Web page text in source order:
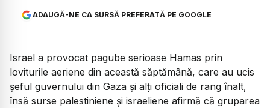
ADAUGĂ-NE CA SURSĂ PREFERATĂ PE GOOGLE
Israel a provocat pagube serioase Hamas prin
loviturile aeriene din această săptămână, care au ucis
șeful guvernului din Gaza și alți oficiali de rang înalt,
însă surse palestiniene și israeliene afirmă că gruparea